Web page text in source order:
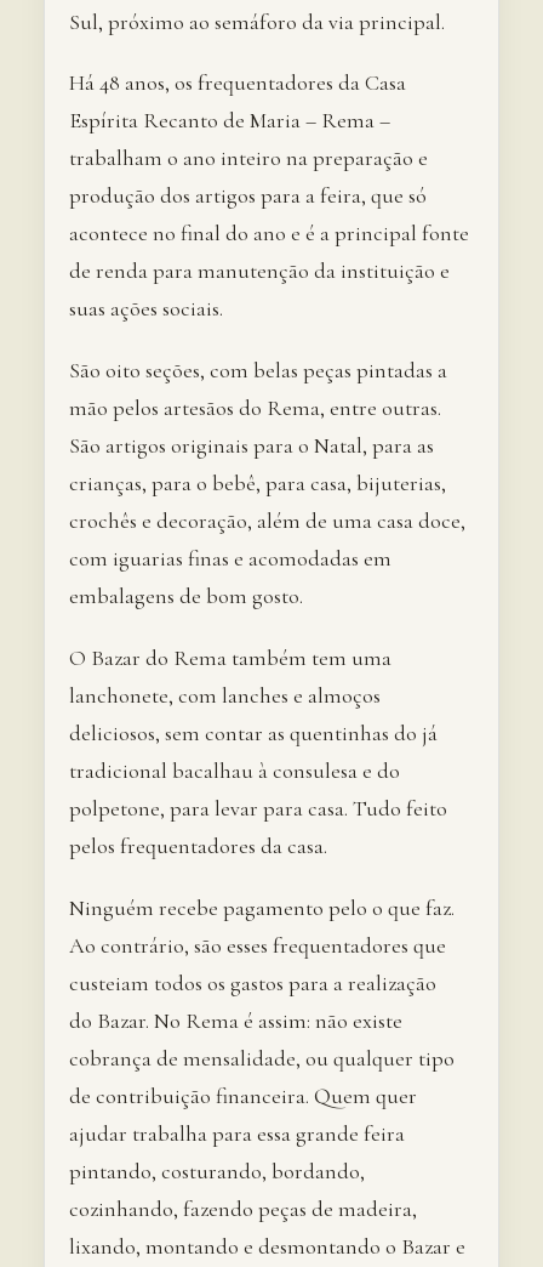
Sul, próximo ao semáforo da via principal.
Há 48 anos, os frequentadores da Casa
Espírita Recanto de Maria – Rema –
trabalham o ano inteiro na preparação e
produção dos artigos para a feira, que só
acontece no final do ano e é a principal fonte
de renda para manutenção da instituição e
suas ações sociais.
São oito seções, com belas peças pintadas a
mão pelos artesãos do Rema, entre outras.
São artigos originais para o Natal, para as
crianças, para o bebê, para casa, bijuterias,
crochês e decoração, além de uma casa doce,
com iguarias finas e acomodadas em
embalagens de bom gosto.
O Bazar do Rema também tem uma
lanchonete, com lanches e almoços
deliciosos, sem contar as quentinhas do já
tradicional bacalhau à consulesa e do
polpetone, para levar para casa. Tudo feito
pelos frequentadores da casa.
Ninguém recebe pagamento pelo o que faz.
Ao contrário, são esses frequentadores que
custeiam todos os gastos para a realização
do Bazar. No Rema é assim: não existe
cobrança de mensalidade, ou qualquer tipo
de contribuição financeira. Quem quer
ajudar trabalha para essa grande feira
pintando, costurando, bordando,
cozinhando, fazendo peças de madeira,
lixando, montando e desmontando o Bazar e